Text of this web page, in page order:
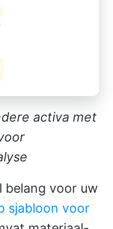
activa met
belang voor uw
sjabloon voor